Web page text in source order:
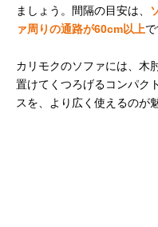
ましょう。間隔の目安は、
ァ周りの通路が60cm以上で
カリモクのソファには、木
置けてくつろげるコンパク
スを、より広く使えるのが